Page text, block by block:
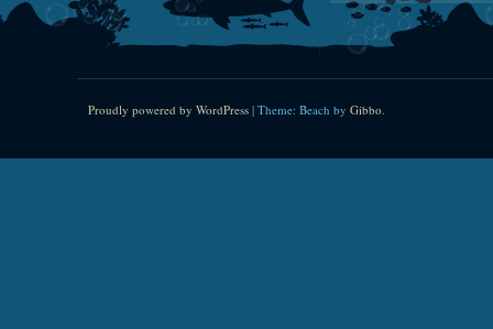
Proudly powered by WordPress | Theme: Beach by Gibbo.